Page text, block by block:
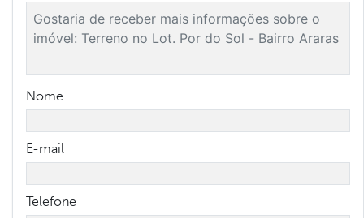
Nome
E-mail
Telefone